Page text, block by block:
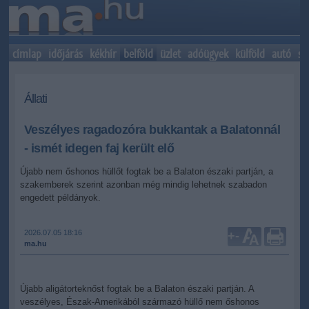
címlap időjárás kékhír belföld üzlet adóügyek külföld autó
Állati
Veszélyes ragadozóra bukkantak a Balatonnál
- ismét idegen faj került elő
Újabb nem őshonos hüllőt fogtak be a Balaton északi partján, a
szakemberek szerint azonban még mindig lehetnek szabadon
engedett példányok.
2026.07.05 18:16
ma.hu
+-
Újabb aligátorteknőst fogtak be a Balaton északi partján. A
veszélyes, Észak-Amerikából származó hüllő nem őshonos